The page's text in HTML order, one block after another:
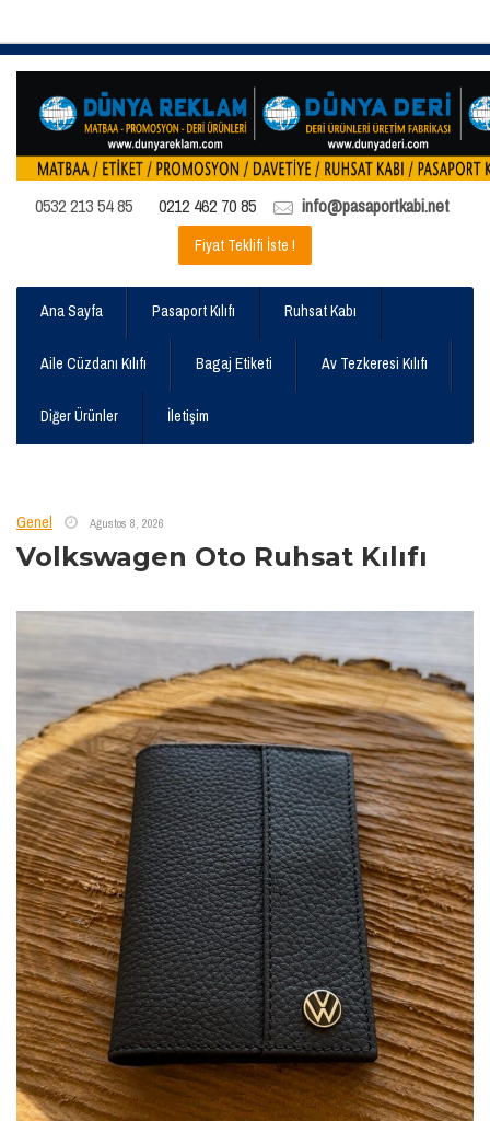
0532 213 54 85 0212 462 70 85 info@pasaportkabi.net
Fiyat Teklifi İste !
Ana Sayfa Pasaport Kılıfı Ruhsat Kabı
Aile Cüzdanı Kılıfı Bagaj Etiketi Av Tezkeresi Kılıfı
Diğer Ürünler İletişim
Genel Ağustos 8, 2026
Volkswagen Oto Ruhsat Kılıfı